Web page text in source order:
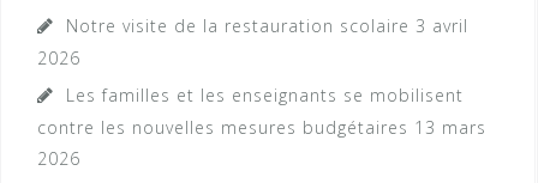
Notre visite de la restauration scolaire 3 avril
2026
Les familles et les enseignants se mobilisent
contre les nouvelles mesures budgétaires 13 mars
2026